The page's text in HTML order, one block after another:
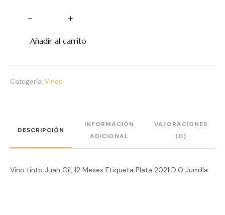
− +
Añadir al carrito
Categoría: Vinos
DESCRIPCIÓN
INFORMACIÓN
ADICIONAL
VALORACIONES
(0)
Vino tinto Juan Gil, 12 Meses Etiqueta Plata 2021 D.O Jumilla